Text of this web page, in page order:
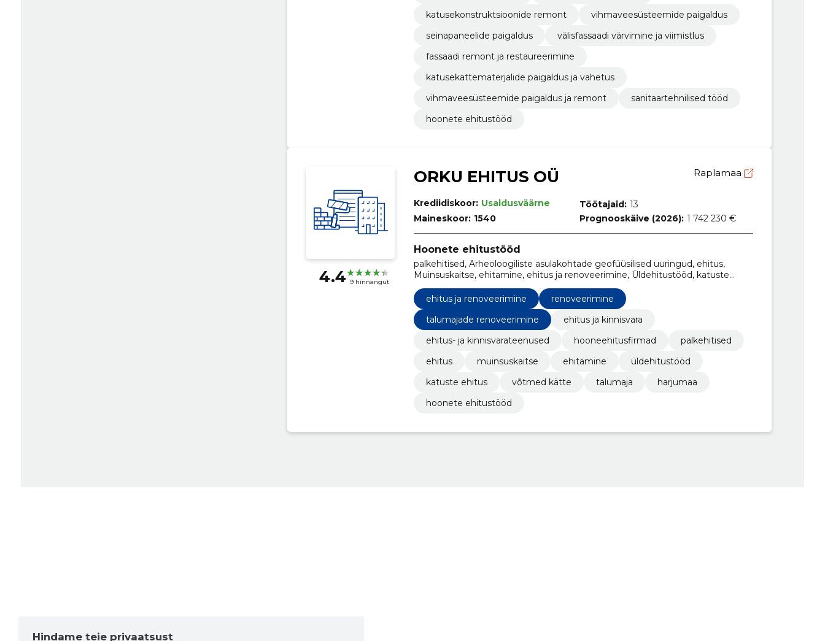
katusekonstruktsioonide remont
vihmaveesüsteemide paigaldus
seinapaneelide paigaldus
välisfassaadi värvimine ja viimistlus
fassaadi remont ja restaureerimine
katusekattematerjalide paigaldus ja vahetus
vihmaveesüsteemide paigaldus ja remont
sanitaartehnilised tööd
hoonete ehitustööd
4.4 9 hinnangut
ORKU EHITUS OÜ Raplamaa
Krediidiskoor: Usaldusväärne
Maineskoor: 1540
Töötajaid: 13
Prognooskäive (2026): 1 742 230 €
Hoonete ehitustööd
palkehitised, Arheoloogiliste asulakohtade geofüüsilised uuringud, ehitus,
Muinsuskaitse, ehitamine, ehitus ja renoveerimine, Üldehitustööd, katuste
ehitus, renoveerimine, võtmed kätte
ehitus ja renoveerimine
renoveerimine
talumajade renoveerimine
ehitus ja kinnisvara
ehitus- ja kinnisvarateenused
hooneehitusfirmad
palkehitised
ehitus
muinsuskaitse ehitamine
üldehitustööd
katuste ehitus
võtmed kätte talumaja
harjumaa
hoonete ehitustööd
Hindame teie privaatsust